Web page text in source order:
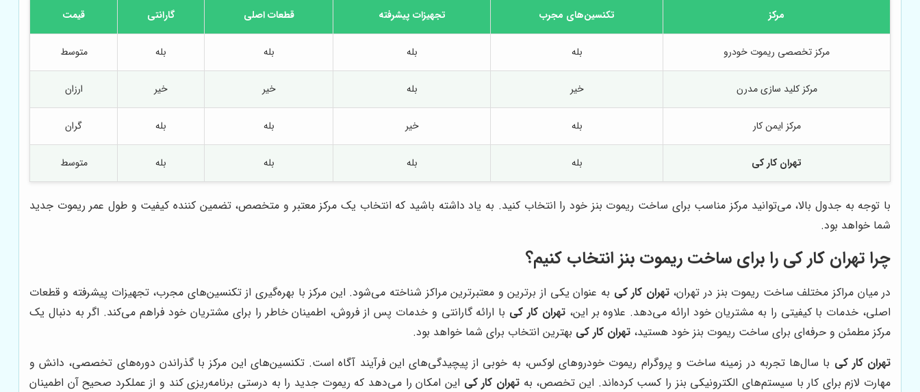
مرکز تکنسین‌های مجرب تجهیزات پیشرفته قطعات اصلی گارانتی قیمت
مرکز تخصصی ریموت خودرو بله بله بله بله متوسط
مرکز کلید سازی مدرن خیر بله خیر خیر ارزان
مرکز ایمن کار بله خیر بله بله گران
تهران کار کی بله بله بله بله متوسط
با توجه به جدول بالا، می‌توانید مرکز مناسب برای ساخت ریموت بنز خود را انتخاب کنید. به یاد داشته باشید که انتخاب یک مرکز معتبر و متخصص، تضمین کننده کیفیت و طول عمر ریموت جدید
شما خواهد بود.
چرا تهران کار کی را برای ساخت ریموت بنز انتخاب کنیم؟
در میان مراکز مختلف ساخت ریموت بنز در تهران،تهران کار کی به عنوان یکی از برترین و معتبرترین مراکز شناخته می‌شود. این مرکز با بهره‌گیری از تکنسین‌های مجرب، تجهیزات پیشرفته و قطعات
اصلی، خدمات با کیفیتی را به مشتریان خود ارائه می‌دهد. علاوه بر این،تهران کار کی با ارائه گارانتی و خدمات پس از فروش، اطمینان خاطر را برای مشتریان خود فراهم می‌کند. اگر به دنبال یک
مرکز مطمئن و حرفه‌ای برای ساخت ریموت بنز خود هستید، تهران کار کی بهترین انتخاب برای شما خواهد بود.
تهران کار کی با سال‌ها تجربه در زمینه ساخت و پروگرام ریموت خودروهای لوکس، به خوبی از پیچیدگی‌های این فرآیند آگاه است. تکنسین‌های این مرکز با گذراندن دوره‌های تخصصی، دانش و
مهارت لازم برای کار با سیستم‌های الکترونیکی بنز را کسب کرده‌اند. این تخصص، بهتهران کار کی این امکان را می‌دهد که ریموت جدید را به درستی برنامه‌ریزی کند و از عملکرد صحیح آن اطمینان